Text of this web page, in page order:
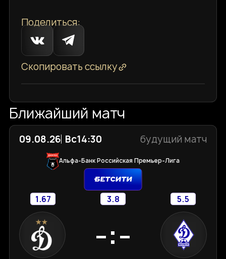
Поделиться:
Скопировать ссылку
Ближайший матч
09.08.26 Вс14:30 будущий матч
Альфа-Банк Российская Премьер-Лига
1.67 3.8 5.5
-:-